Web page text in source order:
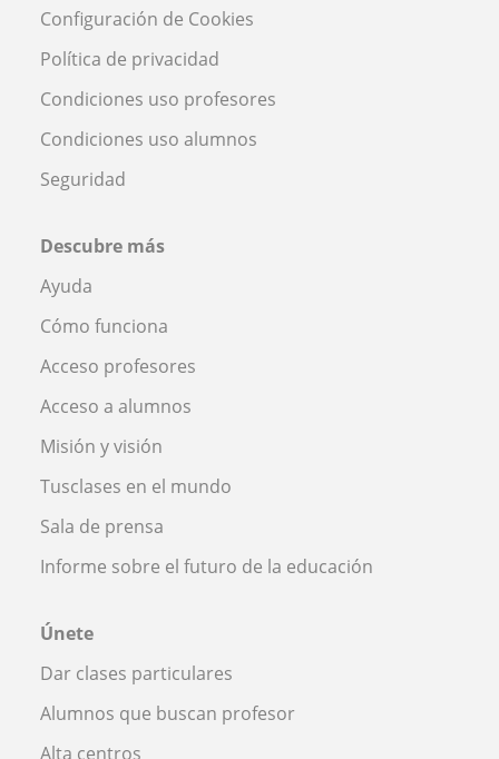
Configuración de Cookies
Política de privacidad
Condiciones uso profesores
Condiciones uso alumnos
Seguridad
Descubre más
Ayuda
Cómo funciona
Acceso profesores
Acceso a alumnos
Misión y visión
Tusclases en el mundo
Sala de prensa
Informe sobre el futuro de la educación
Únete
Dar clases particulares
Alumnos que buscan profesor
Alta centros